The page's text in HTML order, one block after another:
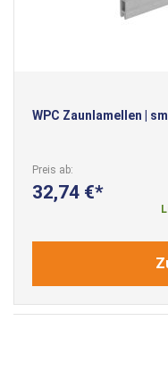
WPC Zaunlamellen |
Preis ab
32,74 €